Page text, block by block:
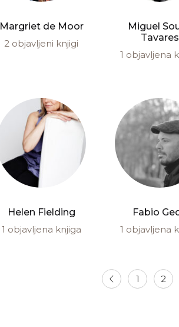
Margriet de Moor
2 objavljeni knjigi
Miguel
Tavares
1 objavljena
Helen Fielding
1 objavljena knjiga
Fabio
1 objavljena
1 2